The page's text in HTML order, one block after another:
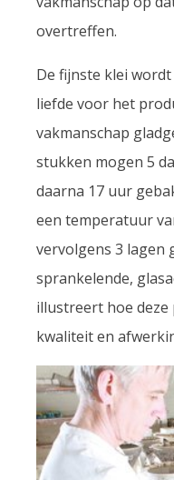
overtreffen.
De fijnste klei
liefde voor het
vakmanschap
stukken mogen 5
daarna 17 uur
een temperatuur
vervolgens 3 lagen
sprankelende,
illustreert hoe
kwaliteit en